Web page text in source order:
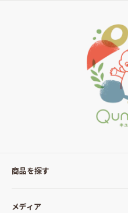
商品を探す
全ての商品
メディア